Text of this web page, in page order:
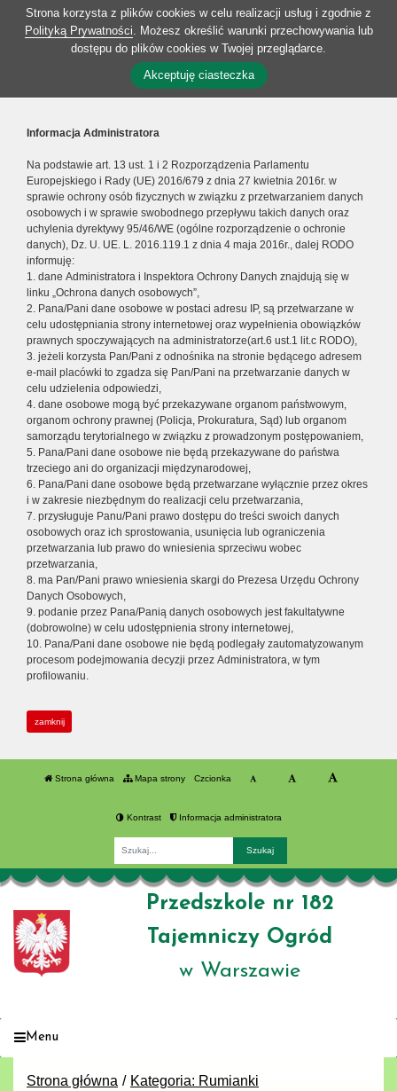
Strona korzysta z plików cookies w celu realizacji usług i zgodnie z
Polityką Prywatności. Możesz określić warunki przechowywania lub
dostępu do plików cookies w Twojej przeglądarce.
Akceptuję ciasteczka
Informacja Administratora
Na podstawie art. 13 ust. 1 i 2 Rozporządzenia Parlamentu
Europejskiego i Rady (UE) 2016/679 z dnia 27 kwietnia 2016r. w
sprawie ochrony osób fizycznych w związku z przetwarzaniem danych
osobowych i w sprawie swobodnego przepływu takich danych oraz
uchylenia dyrektywy 95/46/WE (ogólne rozporządzenie o ochronie
danych), Dz. U. UE. L. 2016.119.1 z dnia 4 maja 2016r., dalej RODO
informuję:
1. dane Administratora i Inspektora Ochrony Danych znajdują się w
linku „Ochrona danych osobowych”,
2. Pana/Pani dane osobowe w postaci adresu IP, są przetwarzane w
celu udostępniania strony internetowej oraz wypełnienia obowiązków
prawnych spoczywających na administratorze(art.6 ust.1 lit.c RODO),
3. jeżeli korzysta Pan/Pani z odnośnika na stronie będącego adresem
e-mail placówki to zgadza się Pan/Pani na przetwarzanie danych w
celu udzielenia odpowiedzi,
4. dane osobowe mogą być przekazywane organom państwowym,
organom ochrony prawnej (Policja, Prokuratura, Sąd) lub organom
samorządu terytorialnego w związku z prowadzonym postępowaniem,
5. Pana/Pani dane osobowe nie będą przekazywane do państwa
trzeciego ani do organizacji międzynarodowej,
6. Pana/Pani dane osobowe będą przetwarzane wyłącznie przez okres
i w zakresie niezbędnym do realizacji celu przetwarzania,
7. przysługuje Panu/Pani prawo dostępu do treści swoich danych
osobowych oraz ich sprostowania, usunięcia lub ograniczenia
przetwarzania lub prawo do wniesienia sprzeciwu wobec
przetwarzania,
8. ma Pan/Pani prawo wniesienia skargi do Prezesa Urzędu Ochrony
Danych Osobowych,
9. podanie przez Pana/Panią danych osobowych jest fakultatywne
(dobrowolne) w celu udostępnienia strony internetowej,
10. Pana/Pani dane osobowe nie będą podlegały zautomatyzowanym
procesom podejmowania decyzji przez Administratora, w tym
profilowaniu.
zamknij
Strona główna Mapa strony Czcionka
Kontrast Informacja administratora
Przedszkole nr 182
Tajemniczy Ogród
w Warszawie
Menu
Strona główna
Kategoria: Rumianki